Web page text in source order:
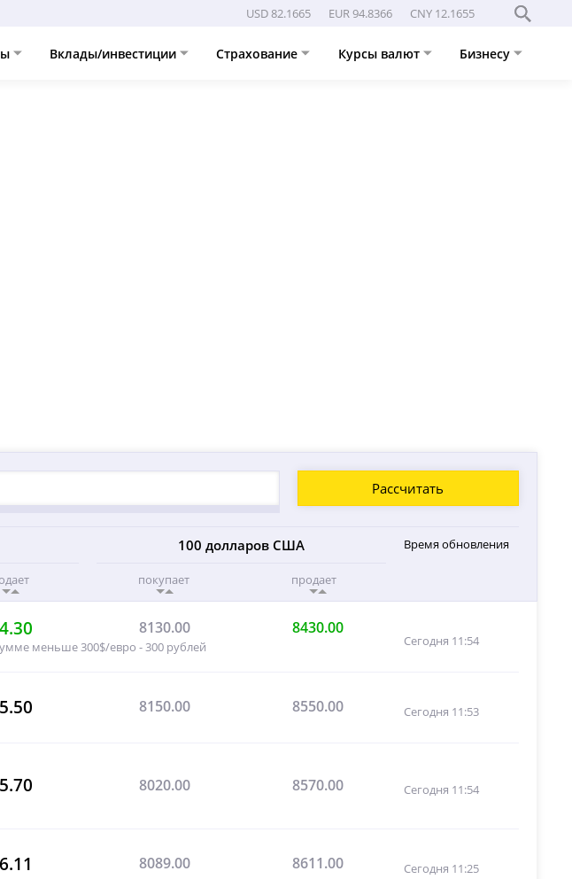
USD 82.1665 EUR 94.8366 CNY 12.1655
Вклады/инвестиции Страхование Курсы валют Бизнесу
Рассчитать
100 долларов США
покупает продает
Время обновления
8130.00 8430.00
меньше 300$/евро - 300 рублей Сегодня 11:54
8150.00 8550.00 Сегодня 11:53
8020.00 8570.00 Сегодня 11:54
8089.00 8611.00 Сегодня 11:25